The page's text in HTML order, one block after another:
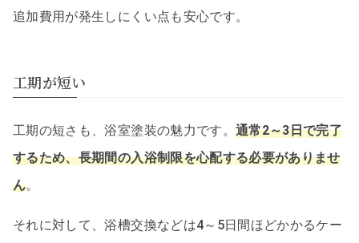
追加費用が発生しにくい点も安心です。
工期が短い
工期の短さも、浴室塗装の魅力です。 通常2～3日で完了
するため、長期間の入浴制限を心配する必要がありませ
ん。
それに対して、浴槽交換などは4～5日間ほどかかるケー